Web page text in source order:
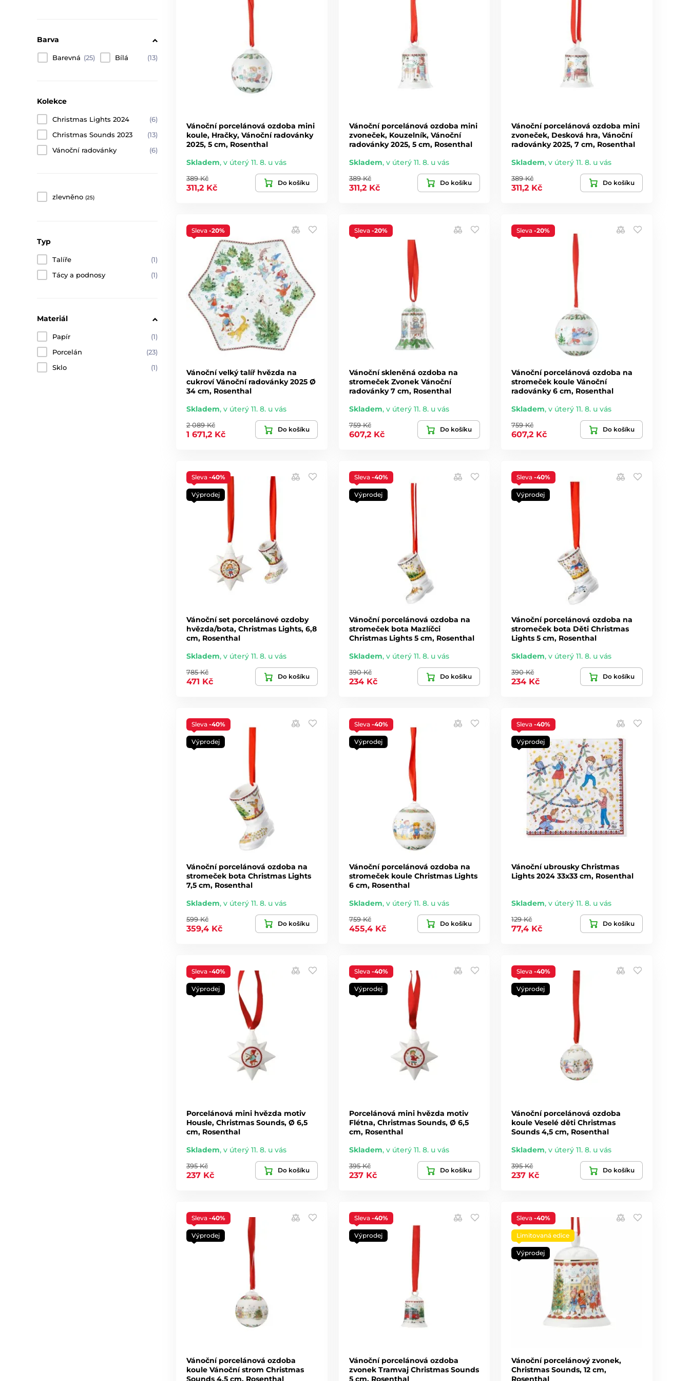
Barva
Barevná (25) Bílá (13)
Kolekce
Christmas Lights 2024
(6)
Christmas Sounds 2023
(13)
Vánoční radovánky
(6)
zlevněno (25)
Typ
Talíře
(1)
Tácy a podnosy
(1)
Materiál
Papír
(1)
Porcelán
(23)
Sklo
(1)
Vánoční porcelánová ozdoba mini
koule, Hračky, Vánoční radovánky
2025, 5 cm, Rosenthal
Skladem, v úterý 11. 8. u vás
389 Kč
311,2 Kč
Do košíku
Vánoční porcelánová ozdoba mini
zvoneček, Kouzelník, Vánoční
radovánky 2025, 5 cm, Rosenthal
Skladem, v úterý 11. 8. u vás
389 Kč
311,2 Kč
Do košíku
Vánoční porcelánová ozdoba mini
zvoneček, Desková hra, Vánoční
radovánky 2025, 7 cm, Rosenthal
Skladem,v úterý 11. 8. u vás
389 Kč
311,2 Kč
Do košíku
Sleva -20%
Vánoční velký talíř hvězda na
cukroví Vánoční radovánky 2025 Ø
34 cm, Rosenthal
Skladem, v úterý 11. 8. u vás
2 089 Kč
1 671,2 Kč
Do košíku
Sleva -20%
Vánoční skleněná ozdoba na
stromeček Zvonek Vánoční
radovánky 7 cm, Rosenthal
Skladem, v úterý 11. 8. u vás
759 Kč
607,2 Kč
Do košíku
Sleva-20%
Vánoční porcelánová ozdoba na
stromeček koule Vánoční
radovánky 6 cm, Rosenthal
Skladem,v úterý 11. 8. u vás
759 Kč
607,2 Kč
Do košíku
Sleva -40%
Výprodej
Vánoční set porcelánové ozdoby
hvězda/bota, Christmas Lights, 6,8
cm, Rosenthal
Skladem, v úterý 11. 8. u vás
785 Kč
471 Kč
Do košíku
Sleva -40%
Výprodej
Vánoční porcelánová ozdoba na
stromeček bota Mazlíčci
Christmas Lights 5 cm, Rosenthal
Skladem, v úterý 11. 8. u vás
390 Kč
234 Kč
Do košíku
Sleva-40%
Výprodej
Vánoční porcelánová ozdoba na
stromeček bota Děti Christmas
Lights 5 cm, Rosenthal
Skladem,v úterý 11. 8. u vás
390 Kč
234 Kč
Do košíku
Sleva -40%
Výprodej
Vánoční porcelánová ozdoba na
stromeček bota Christmas Lights
7,5 cm, Rosenthal
Skladem, v úterý 11. 8. u vás
599 Kč
359,4 Kč
Do košíku
Sleva -40%
Výprodej
Vánoční porcelánová ozdoba na
stromeček koule Christmas Lights
6 cm, Rosenthal
Skladem, v úterý 11. 8. u vás
759 Kč
455,4 Kč
Do košíku
Sleva-40%
Výprodej
Vánoční ubrousky Christmas
Lights 2024 33x33 cm, Rosenthal
Skladem,v úterý 11. 8. u vás
129 Kč
77,4 Kč
Do košíku
Sleva -40%
Výprodej
Porcelánová mini hvězda motiv
Housle, Christmas Sounds, Ø 6,5
cm, Rosenthal
Skladem, v úterý 11. 8. u vás
395 Kč
237 Kč
Do košíku
Sleva -40%
Výprodej
Porcelánová mini hvězda motiv
Flétna, Christmas Sounds, Ø 6,5
cm, Rosenthal
Skladem, v úterý 11. 8. u vás
395 Kč
237 Kč
Do košíku
Sleva-40%
Výprodej
Vánoční porcelánová ozdoba
koule Veselé děti Christmas
Sounds 4,5 cm, Rosenthal
Skladem,v úterý 11. 8. u vás
395 Kč
237 Kč
Do košíku
Sleva -40%
Výprodej
Vánoční porcelánová ozdoba
koule Vánoční strom Christmas
Sounds 4,5 cm, Rosenthal
Sleva -40%
Výprodej
Vánoční porcelánová ozdoba
zvonek Tramvaj Christmas Sounds
5 cm, Rosenthal
Sleva-40%
Limitovaná edice
Výprodej
Vánoční porcelánový zvonek,
Christmas Sounds, 12 cm,
Rosenthal